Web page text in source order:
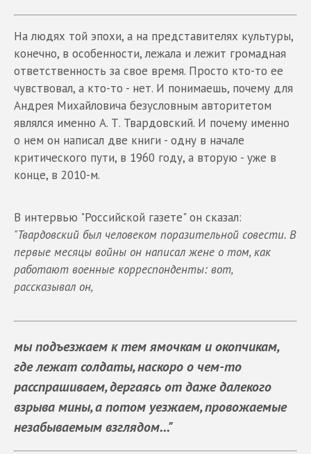
На людях той эпохи, а на представителях культуры,
конечно, в особенности, лежала и лежит громадная
ответственность за свое время. Просто кто-то ее
чувствовал, а кто-то - нет. И понимаешь, почему для
Андрея Михайловича безусловным авторитетом
являлся именно А. Т. Твардовский. И почему именно
о нем он написал две книги - одну в начале
критического пути, в 1960 году, а вторую - уже в
конце, в 2010-м.
В интервью "Российской газете" он сказал:
"Твардовский был человеком поразительной совести. В
первые месяцы войны он написал жене о том, как
работают военные корреспонденты: вот,
рассказывал он,
мы подъезжаем к тем ямочкам и окопчикам,
где лежат солдаты, наскоро о чем-то
расспрашиваем, дергаясь от даже далекого
взрыва мины, а потом уезжаем, провожаемые
незабываемым взглядом..."